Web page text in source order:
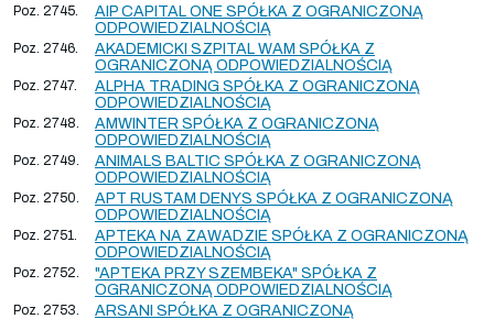
Poz. 2745.
AIP CAPITAL ONE SPÓŁKA Z OGRANICZONĄ
ODPOWIEDZIALNOŚCIĄ
Poz. 2746.
AKADEMICKI SZPITAL WAM SPÓŁKA Z
OGRANICZONĄ ODPOWIEDZIALNOŚCIĄ
Poz. 2747.
ALPHA TRADING SPÓŁKA Z OGRANICZONĄ
ODPOWIEDZIALNOŚCIĄ
Poz. 2748.
AMWINTER SPÓŁKA Z OGRANICZONĄ
ODPOWIEDZIALNOŚCIĄ
Poz. 2749.
ANIMALS BALTIC SPÓŁKA Z OGRANICZONĄ
ODPOWIEDZIALNOŚCIĄ
Poz. 2750.
APT RUSTAM DENYS SPÓŁKA Z OGRANICZONĄ
ODPOWIEDZIALNOŚCIĄ
Poz. 2751.
APTEKA NA ZAWADZIE SPÓŁKA Z OGRANICZONĄ
ODPOWIEDZIALNOŚCIĄ
Poz. 2752.
"APTEKA PRZY SZEMBEKA" SPÓŁKA Z
OGRANICZONĄ ODPOWIEDZIALNOŚCIĄ
Poz. 2753.
ARSANI SPÓŁKA Z OGRANICZONĄ